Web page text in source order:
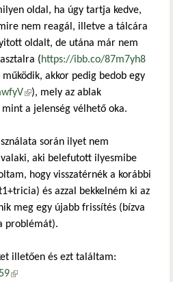
oldal, ha úgy tartja kedve,
nem reagál, illetve a tálcára
oldalt, de utána már nem
(https://ibb.co/87m7yh8
akkor pedig bedob egy
(külső hivatkozás)
), mely az ablak
a jelenség vélhető oka.
során ilyet nem
aki belefutott ilyesmibe
hogy visszatérnék a korábbi
és azzal bekkelném ki az
meg egy újabb frissítés (bízva
problémát).
illetően és ezt találtam:
(külső hivatkozás)